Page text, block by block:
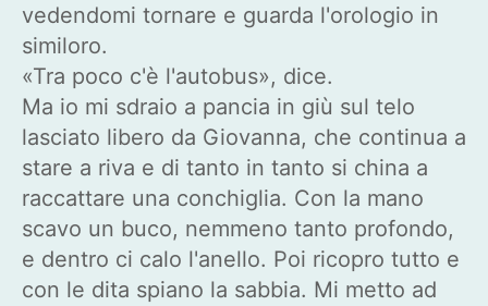
vedendomi tornare e guarda l'orologio in
similoro.
«Tra poco c'è l'autobus», dice.
Ma io mi sdraio a pancia in giù sul telo
lasciato libero da Giovanna, che continua a
stare a riva e di tanto in tanto si china a
raccattare una conchiglia. Con la mano
scavo un buco, nemmeno tanto profondo,
e dentro ci calo l'anello. Poi ricopro tutto e
con le dita spiano la sabbia. Mi metto ad